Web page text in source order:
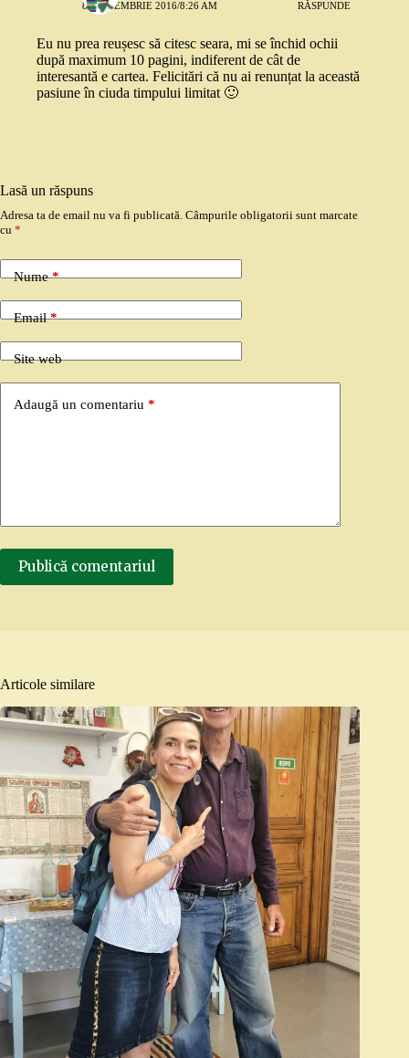
8 SEPTEMBRIE 2016/8:26 AM RĂSPUNDE
Eu nu prea reușesc să citesc seara, mi se închid ochii
după maximum 10 pagini, indiferent de cât de
interesantă e cartea. Felicitări că nu ai renunțat la această
pasiune în ciuda timpului limitat 🙂
Lasă un răspuns
Adresa ta de email nu va fi publicată. Câmpurile obligatorii sunt marcate
cu *
Nume*
Email*
Site web
Adaugă un comentariu *
Publică comentariul
Articole similare